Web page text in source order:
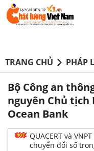
TRANG CHỦ PHÁP
Bộ Công an
nguyên Chủ tịch
Ocean Bank
QUACERT và
chuyển đổi số